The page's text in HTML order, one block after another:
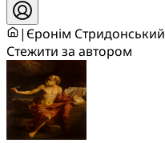
| Єронім Стридонський
Стежити за автором